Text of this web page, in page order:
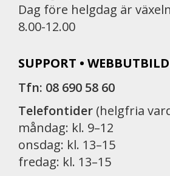
Dag före helgdag är
8.00-12.00
SUPPORT •
Tfn: 08 690 58 60
Telefontider (helgfria
måndag: kl. 9–12
onsdag: kl. 13–15
fredag: kl. 13–15